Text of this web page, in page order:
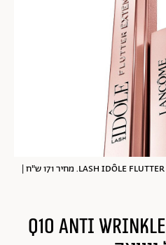
LASH IDÔLE FLUTTER EXTENSION MASCARA, LANCOME. מחיר 171 ש"ח |
סרום מילוי קמטים Q10 ANTI WRINKLE